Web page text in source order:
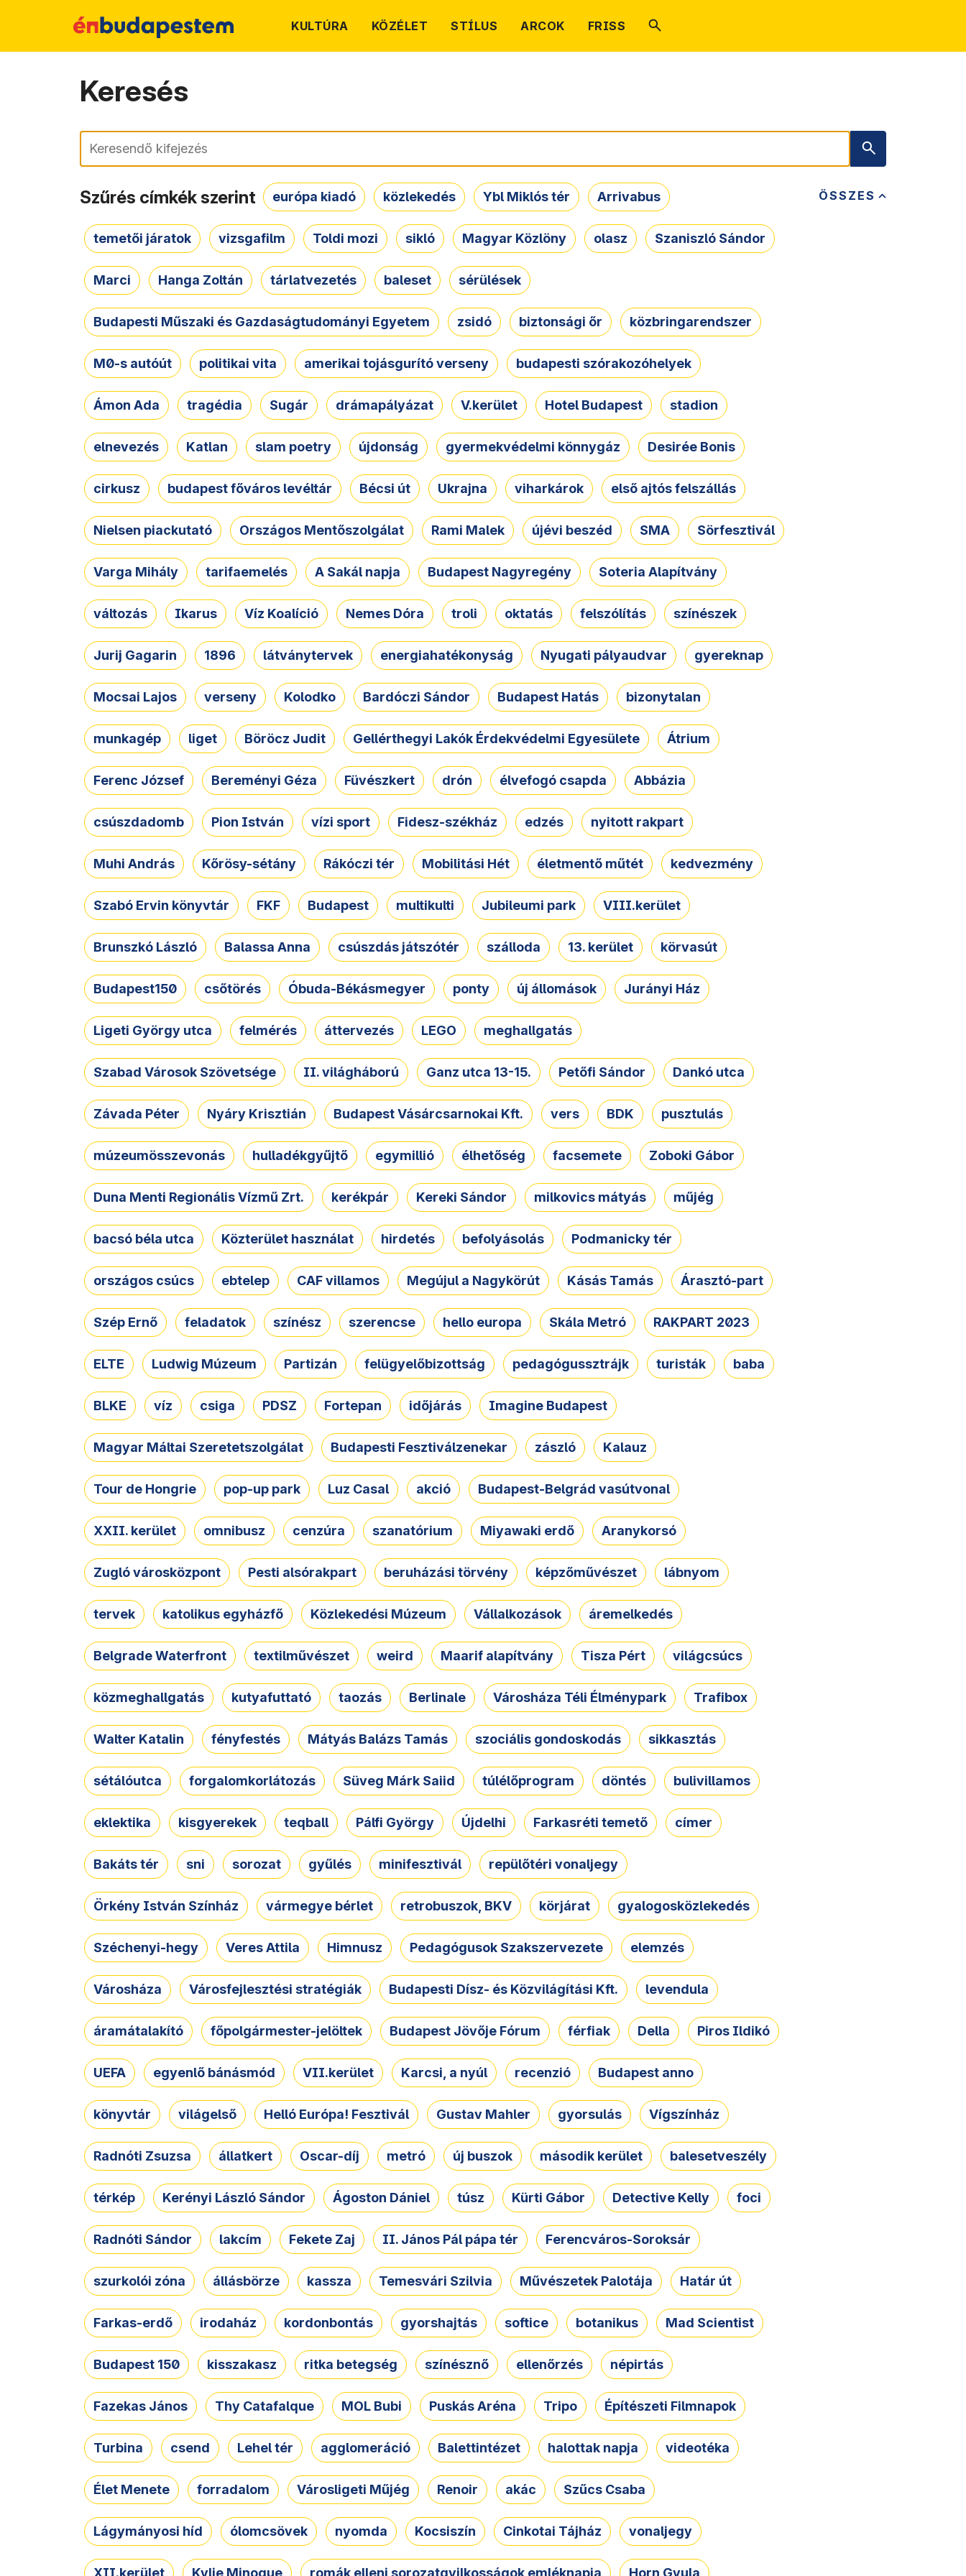
KULTÚRA KÖZÉLET STÍLUS ARCOK FRISS
Keresés
Keresés
ÖSSZES
Szűrés címkék szerint európa kiadó közlekedés Ybl Miklós tér Arrivabus
temetői járatok vizsgafilm Toldi mozi sikló Magyar Közlöny olasz Szaniszló Sándor
Marci Hanga Zoltán tárlatvezetés baleset sérülések
Budapesti Műszaki és Gazdaságtudományi Egyetem zsidó biztonsági őr közbringarendszer
M0-s autóút politikai vita amerikai tojásgurító verseny budapesti szórakozóhelyek
Ámon Ada tragédia Sugár drámapályázat V.kerület Hotel Budapest stadion
elnevezés Katlan slam poetry újdonság gyermekvédelmi könnygáz Desirée Bonis
cirkusz budapest főváros levéltár Bécsi út Ukrajna viharkárok első ajtós felszállás
Nielsen piackutató Országos Mentőszolgálat Rami Malek újévi beszéd SMA Sörfesztivál
Varga Mihály tarifaemelés A Sakál napja Budapest Nagyregény Soteria Alapítvány
változás Ikarus Víz Koalíció Nemes Dóra troli oktatás felszólítás színészek
Jurij Gagarin 1896 látványtervek energiahatékonyság Nyugati pályaudvar gyereknap
Mocsai Lajos verseny Kolodko Bardóczi Sándor Budapest Hatás bizonytalan
munkagép liget Böröcz Judit Gellérthegyi Lakók Érdekvédelmi Egyesülete Átrium
Ferenc József Bereményi Géza Füvészkert drón élvefogó csapda Abbázia
csúszdadomb Pion István vízi sport Fidesz-székház edzés nyitott rakpart
Muhi András Kőrösy-sétány Rákóczi tér Mobilitási Hét életmentő műtét kedvezmény
Szabó Ervin könyvtár FKF Budapest multikulti Jubileumi park VIII.kerület
Brunszkó László Balassa Anna csúszdás játszótér szálloda 13. kerület körvasút
Budapest150 csőtörés Óbuda-Békásmegyer ponty új állomások Jurányi Ház
Ligeti György utca felmérés áttervezés LEGO meghallgatás
Szabad Városok Szövetsége II. világháború Ganz utca 13-15. Petőfi Sándor Dankó utca
Závada Péter Nyáry Krisztián Budapest Vásárcsarnokai Kft. vers BDK pusztulás
múzeumösszevonás hulladékgyűjtő egymillió élhetőség facsemete Zoboki Gábor
Duna Menti Regionális Vízmű Zrt. kerékpár Kereki Sándor milkovics mátyás műjég
bacsó béla utca Közterület használat hirdetés befolyásolás Podmanicky tér
országos csúcs ebtelep CAF villamos Megújul a Nagykörút Kásás Tamás Árasztó-part
Szép Ernő feladatok színész szerencse hello europa Skála Metró RAKPART 2023
ELTE Ludwig Múzeum Partizán felügyelőbizottság pedagógussztrájk turisták baba
BLKE víz csiga PDSZ Fortepan időjárás Imagine Budapest
Magyar Máltai Szeretetszolgálat Budapesti Fesztiválzenekar zászló Kalauz
Tour de Hongrie pop-up park Luz Casal akció Budapest-Belgrád vasútvonal
XXII. kerület omnibusz cenzúra szanatórium Miyawaki erdő Aranykorsó
Zugló városközpont Pesti alsórakpart beruházási törvény képzőművészet lábnyom
tervek katolikus egyházfő Közlekedési Múzeum Vállalkozások áremelkedés
Belgrade Waterfront textilművészet weird Maarif alapítvány Tisza Pért világcsúcs
közmeghallgatás kutyafuttató taozás Berlinale Városháza Téli Élménypark Trafibox
Walter Katalin fényfestés Mátyás Balázs Tamás szociális gondoskodás sikkasztás
sétálóutca forgalomkorlátozás Süveg Márk Saiid túlélőprogram döntés bulivillamos
eklektika kisgyerekek teqball Pálfi György Újdelhi Farkasréti temető címer
Bakáts tér sni sorozat gyűlés minifesztivál repülőtéri vonaljegy
Örkény István Színház vármegye bérlet retrobuszok, BKV körjárat gyalogosközlekedés
Széchenyi-hegy Veres Attila Himnusz Pedagógusok Szakszervezete elemzés
Városháza Városfejlesztési stratégiák Budapesti Dísz- és Közvilágítási Kft. levendula
áramátalakító főpolgármester-jelöltek Budapest Jövője Fórum férfiak Della Piros Ildikó
UEFA egyenlő bánásmód VII.kerület Karcsi, a nyúl recenzió Budapest anno
könyvtár világelső Helló Európa! Fesztivál Gustav Mahler gyorsulás Vígszínház
Radnóti Zsuzsa állatkert Oscar-díj metró új buszok második kerület balesetveszély
térkép Kerényi László Sándor Ágoston Dániel túsz Kürti Gábor Detective Kelly foci
Radnóti Sándor lakcím Fekete Zaj II. János Pál pápa tér Ferencváros-Soroksár
szurkolói zóna állásbörze kassza Temesvári Szilvia Művészetek Palotája Határ út
Farkas-erdő irodaház kordonbontás gyorshajtás softice botanikus Mad Scientist
Budapest 150 kisszakasz ritka betegség színésznő ellenőrzés népirtás
Fazekas János Thy Catafalque MOL Bubi Puskás Aréna Tripo Építészeti Filmnapok
Turbina csend Lehel tér agglomeráció Balettintézet halottak napja videotéka
Élet Menete forradalom Városligeti Műjég Renoir akác Szűcs Csaba
Lágymányosi híd ólomcsövek nyomda Kocsiszín Cinkotai Tájház vonaljegy
XII.kerület Kylie Minogue romák elleni sorozatgyilkosságok emléknapja Horn Gyula